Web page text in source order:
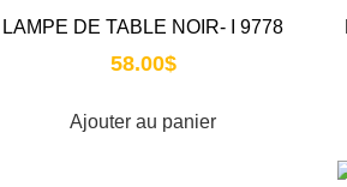
LAMPE DE TABLE NOIR- I 9778
58.00$
Ajouter au panier